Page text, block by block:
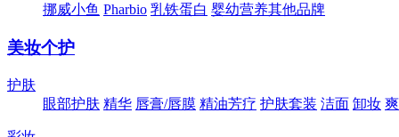
挪威小鱼 Pharbio 乳铁蛋白 婴幼营养其他品牌
美妆个护
护肤
眼部护肤 精华 唇膏/唇膜 精油芳疗 护肤套装 洁面 卸妆